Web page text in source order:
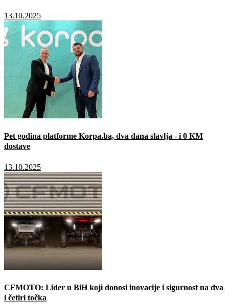
13.10.2025
Pet godina platforme Korpa.ba, dva dana slavlja - i 0 KM
dostave
13.10.2025
CFMOTO: Lider u BiH koji donosi inovacije i sigurnost na dva
i četiri točka